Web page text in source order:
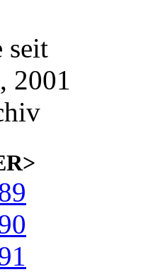
seit
2001